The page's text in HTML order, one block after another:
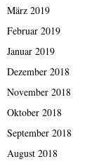
März 2019
Februar 2019
Januar 2019
Dezember 2018
November 2018
Oktober 2018
September 2018
August 2018